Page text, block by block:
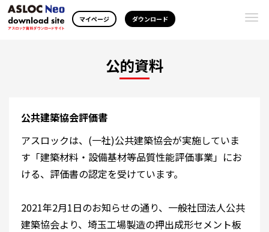
マイページ ダウンロード
公的資料
公共建築協会評価書
アスロックは、(一社)公共建築協会が実施していま
す「建築材料・設備基材等品質性能評価事業」にお
ける、評価書の認定を受けています。
2021年2月1日のお知らせの通り、一般社団法人公共
建築協会より、埼玉工場製造の押出成形セメント板